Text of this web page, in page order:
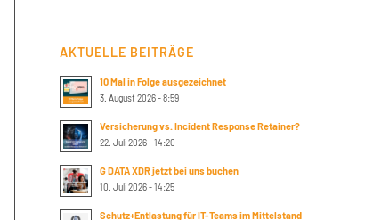
AKTUELLE BEITRÄGE
10 Mal in Folge ausgezeichnet
3. August 2026 - 8:59
Versicherung vs. Incident Response Retainer?
22. Juli 2026 - 14:20
G DATA XDR jetzt bei uns buchen
10. Juli 2026 - 14:25
Schutz+Entlastung für IT-Teams im Mittelstand